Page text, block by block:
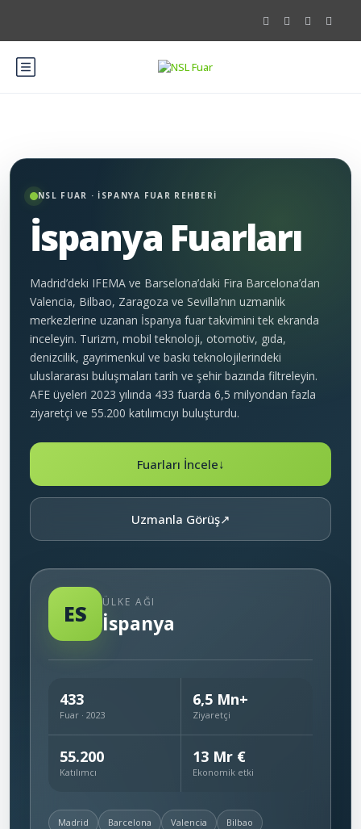
NSL FUAR · İSPANYA FUAR REHBERİ
İspanya Fuarları
Madrid’deki IFEMA ve Barselona’daki Fira Barcelona’dan
Valencia, Bilbao, Zaragoza ve Sevilla’nın uzmanlık
merkezlerine uzanan İspanya fuar takvimini tek ekranda
inceleyin. Turizm, mobil teknoloji, otomotiv, gıda,
denizcilik, gayrimenkul ve baskı teknolojilerindeki
uluslararası buluşmaları tarih ve şehir bazında filtreleyin.
AFE üyeleri 2023 yılında 433 fuarda 6,5 milyondan fazla
ziyaretçi ve 55.200 katılımcıyı buluşturdu.
Fuarları İncele↓
Uzmanla Görüş↗
ES ÜLKE AĞI
İspanya
433
Fuar · 2023
6,5 Mn+
Ziyaretçi
55.200
Katılımcı
13 Mr €
Ekonomik etki
Madrid Barcelona Valencia Bilbao